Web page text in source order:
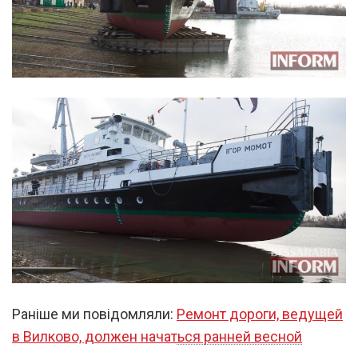
Раніше ми повідомляли: Ремонт дороги, ведущей
в Вилково, должен начаться ранней весной